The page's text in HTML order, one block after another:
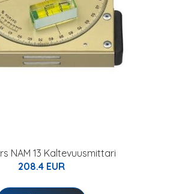
NAM 13 Kaltevuusmittari
208.4 EUR